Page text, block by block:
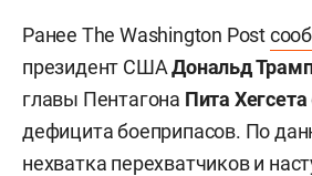
Ранее The Washington Post
президент СШАДональд
главы Пентагона Пита Хегсета
дефицита боеприпасов. По
нехватка перехватчиков и